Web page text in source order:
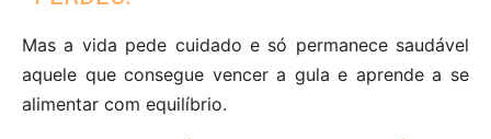
Mas a vida pede cuidado e só permanece saudável
aquele que consegue vencer a gula e aprende a se
alimentar com equilíbrio.